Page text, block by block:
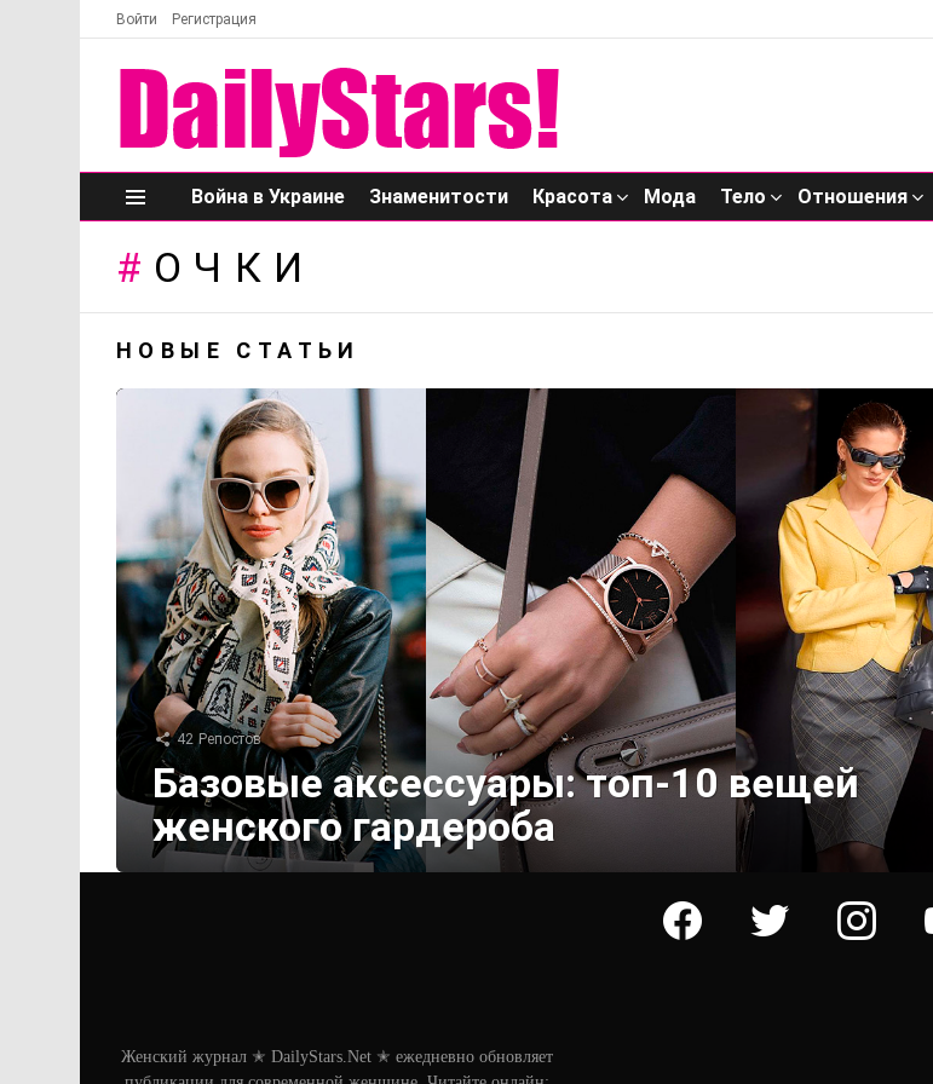
Войти Регистрация
Меню
Война в Украине Знаменитости Красота Мода Тело Отношения
ОЧКИ
НОВЫЕ СТАТЬИ
42 Репостов
Базовые аксессуары: топ-10 вещей
женского гардероба
facebook twitter instagram
Женский журнал ✭ DailyStars.Net ✭ ежедневно обновляет